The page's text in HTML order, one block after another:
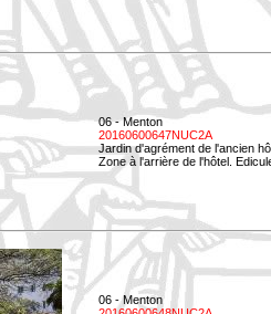
06 - Menton
20160600647NUC2A
Jardin d'agrément de l'ancien
Zone à l'arrière de l'hôtel.
06 - Menton